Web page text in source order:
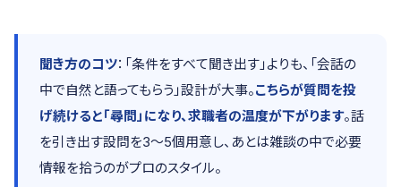
聞き方のコツ：「条件をすべて聞き出す」よりも、「会話の
中で自然と語ってもらう」設計が大事。こちらが質問を投
げ続けると「尋問」になり、求職者の温度が下がります。話
を引き出す設問を3〜5個用意し、あとは雑談の中で必要
情報を拾うのがプロのスタイル。